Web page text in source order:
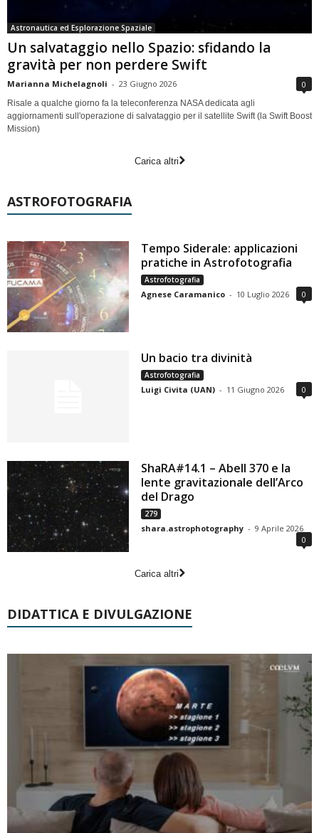
Astronautica ed Esplorazione Spaziale
Un salvataggio nello Spazio: sfidando la
gravità per non perdere Swift
Marianna Michelagnoli - 23 Giugno 2026 0
Risale a qualche giorno fa la teleconferenza NASA dedicata agli
aggiornamenti sull'operazione di salvataggio per il satellite Swift (la Swift Boost
Mission)
Carica altri
ASTROFOTOGRAFIA
Tempo Siderale: applicazioni
pratiche in Astrofotografia
Astrofotografia
Agnese Caramanico - 10 Luglio 2026 0
Un bacio tra divinità
Astrofotografia
Luigi Civita (UAN) - 11 Giugno 2026 0
ShaRA#14.1 – Abell 370 e la
lente gravitazionale dell’Arco
del Drago
279
shara.astrophotography - 9 Aprile 2026
0
Carica altri
DIDATTICA E DIVULGAZIONE